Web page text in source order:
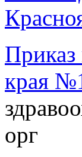
Приказ
края
орг